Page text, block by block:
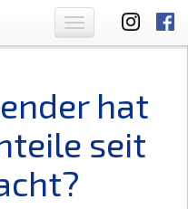
Toggle
navigation
hat
seit